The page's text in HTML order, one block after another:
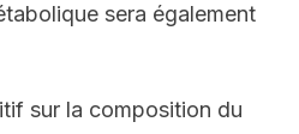
sera également
sur la composition du